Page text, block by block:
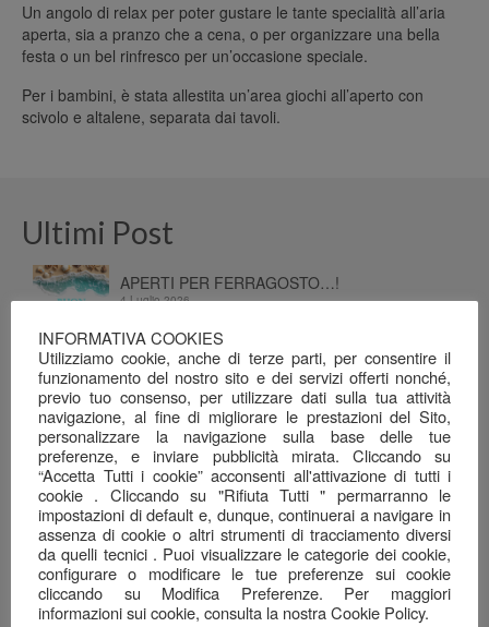
Un angolo di relax per poter gustare le tante specialità all’aria
aperta, sia a pranzo che a cena, o per organizzare una bella
festa o un bel rinfresco per un’occasione speciale.
Per i bambini, è stata allestita un’area giochi all’aperto con
scivolo e altalene, separata dai tavoli.
Ultimi Post
APERTI PER FERRAGOSTO…!
4 Luglio 2026
Chiuso per Ferie
4 Luglio 2026
Dalla terra e dal mare, alla tavola…
26 Giugno 2026
Una serata ben riuscita…
22 Giugno 2026
Il mare nel calice…
7 Giugno 2026
Anagrafica
INFORMATIVA COOKIES
Utilizziamo cookie, anche di terze parti, per consentire il
funzionamento del nostro sito e dei servizi offerti nonché,
previo tuo consenso, per utilizzare dati sulla tua attività
navigazione, al fine di migliorare le prestazioni del Sito,
personalizzare la navigazione sulla base delle tue
preferenze, e inviare pubblicità mirata. Cliccando su
“Accetta Tutti i cookie” acconsenti all'attivazione di tutti i
cookie . Cliccando su "Rifiuta Tutti " permarranno le
impostazioni di default e, dunque, continuerai a navigare in
assenza di cookie o altri strumenti di tracciamento diversi
da quelli tecnici . Puoi visualizzare le categorie dei cookie,
configurare o modificare le tue preferenze sui cookie
cliccando su Modifica Preferenze. Per maggiori
informazioni sui cookie, consulta la nostra Cookie Policy.